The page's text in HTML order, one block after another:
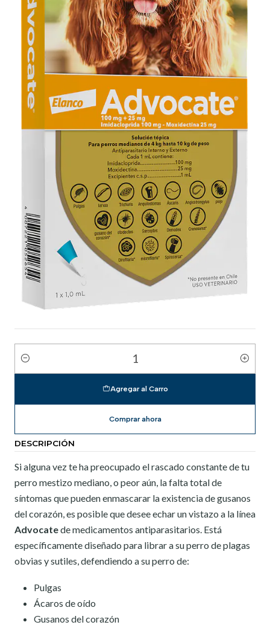
Cantidad
Agregar al Carro
Comprar ahora
DESCRIPCIÓN
Si alguna vez te ha preocupado el rascado constante de tu
perro mestizo mediano, o peor aún, la falta total de
síntomas que pueden enmascarar la existencia de gusanos
del corazón, es posible que desee echar un vistazo a la línea
Advocatede medicamentos antiparasitarios. Está
específicamente diseñado para librar a su perro de plagas
obvias y sutiles, defendiendo a su perro de:
Pulgas
Ácaros de oído
Gusanos del corazón